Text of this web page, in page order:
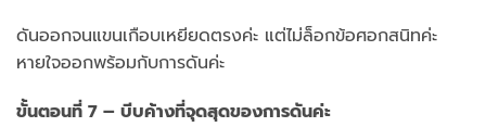
ดันออกจนแขนเกือบเหยียดตรงค่ะ แต่ไม่ล็อกข้อศอกสนิทค่ะ
หายใจออกพร้อมกับการดันค่ะ
ขั้นตอนที่ 7 – บีบค้างที่จุดสุดของการดันค่ะ